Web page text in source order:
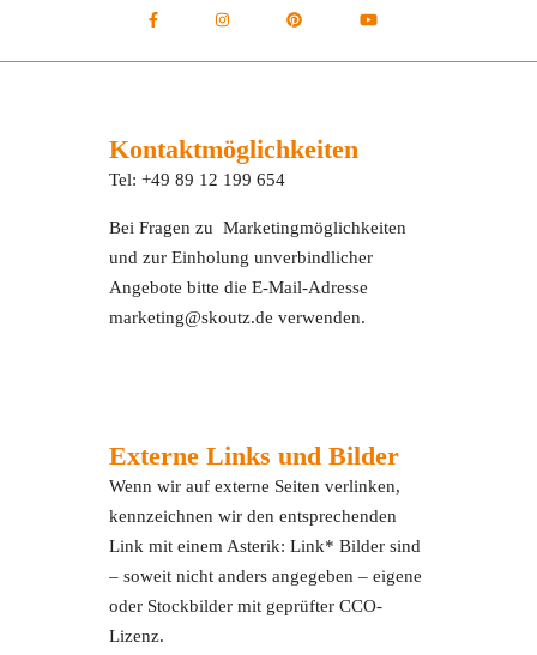
Kontaktmöglichkeiten
Tel: +49 89 12 199 654
Bei Fragen zu Marketingmöglichkeiten
und zur Einholung unverbindlicher
Angebote bitte die E-Mail-Adresse
marketing@skoutz.de verwenden.
Externe Links und Bilder
Wenn wir auf externe Seiten verlinken,
kennzeichnen wir den entsprechenden
Link mit einem Asterik: Link* Bilder sind
– soweit nicht anders angegeben – eigene
oder Stockbilder mit geprüfter CCO-
Lizenz.